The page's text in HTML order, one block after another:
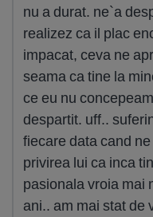
nu a durat. ne`a
realizez ca il plac
impacat, ceva ne
seama ca tine la
ce eu nu
despartit. uff..
fiecare data cand
privirea lui ca inca
pasionala vroia mai
ani.. am mai stat de